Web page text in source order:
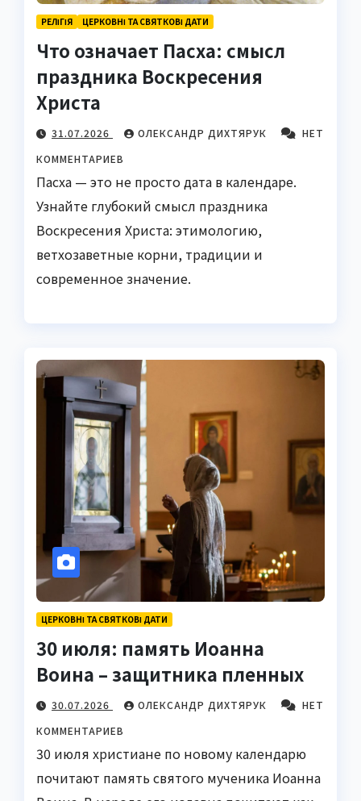
РЕЛІГІЯ ЦЕРКОВНІ ТА СВЯТКОВІ ДАТИ
Что означает Пасха: смысл
праздника Воскресения
Христа
31.07.2026 ОЛЕКСАНДР ДИХТЯРУК
НЕТ
КОММЕНТАРИЕВ
Пасха — это не просто дата в календаре.
Узнайте глубокий смысл праздника
Воскресения Христа: этимологию,
ветхозаветные корни, традиции и
современное значение.
ЦЕРКОВНІ ТА СВЯТКОВІ ДАТИ
30 июля: память Иоанна
Воина – защитника пленных
30.07.2026 ОЛЕКСАНДР ДИХТЯРУК
НЕТ
КОММЕНТАРИЕВ
30 июля христиане по новому календарю
почитают память святого мученика Иоанна